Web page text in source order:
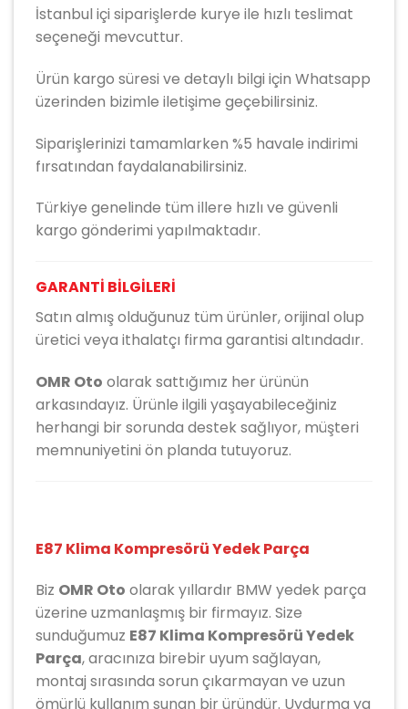
İstanbul içi siparişlerde kurye ile hızlı teslimat
seçeneği mevcuttur.
Ürün kargo süresi ve detaylı bilgi için Whatsapp
üzerinden bizimle iletişime geçebilirsiniz.
Siparişlerinizi tamamlarken %5 havale indirimi
fırsatından faydalanabilirsiniz.
Türkiye genelinde tüm illere hızlı ve güvenli
kargo gönderimi yapılmaktadır.
GARANTİ BİLGİLERİ
Satın almış olduğunuz tüm ürünler, orijinal olup
üretici veya ithalatçı firma garantisi altındadır.
OMR Oto olarak sattığımız her ürünün
arkasındayız. Ürünle ilgili yaşayabileceğiniz
herhangi bir sorunda destek sağlıyor, müşteri
memnuniyetini ön planda tutuyoruz.
E87 Klima Kompresörü Yedek Parça
Biz OMR Oto olarak yıllardır BMW yedek parça
üzerine uzmanlaşmış bir firmayız. Size
sunduğumuz E87 Klima Kompresörü Yedek
Parça, aracınıza birebir uyum sağlayan,
montaj sırasında sorun çıkarmayan ve uzun
ömürlü kullanım sunan bir üründür. Uydurma ya